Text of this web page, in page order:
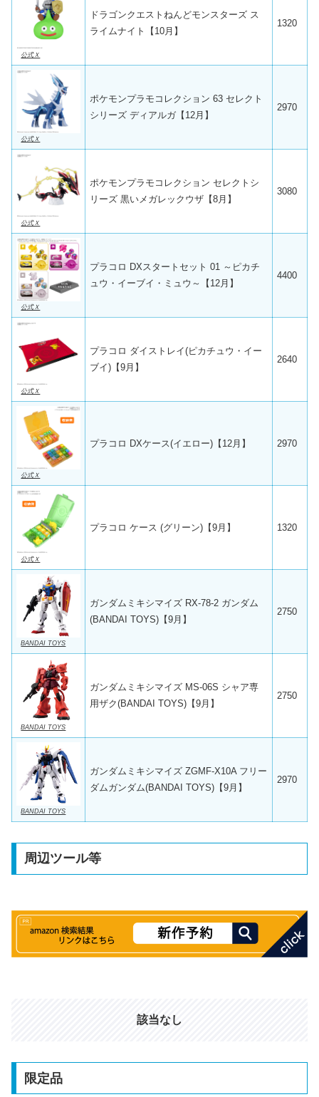
公式Ｘ
ドラゴンクエストねんどモンスターズ ス
ライムナイト【10月】
1320
公式Ｘ
ポケモンプラモコレクション 63 セレクト
シリーズ ディアルガ【12月】
2970
公式Ｘ
ポケモンプラモコレクション セレクトシ
リーズ 黒いメガレックウザ【8月】
3080
公式Ｘ
プラコロ DXスタートセット 01 ～ピカチ
ュウ・イーブイ・ミュウ～【12月】
4400
公式Ｘ
プラコロ ダイストレイ(ピカチュウ・イー
ブイ)【9月】
2640
公式Ｘ
プラコロ DXケース(イエロー)【12月】 2970
公式Ｘ
プラコロ ケース (グリーン)【9月】 1320
BANDAI TOYS
ガンダムミキシマイズ RX-78-2 ガンダム
(BANDAI TOYS)【9月】
2750
BANDAI TOYS
ガンダムミキシマイズ MS-06S シャア専
用ザク(BANDAI TOYS)【9月】
2750
BANDAI TOYS
ガンダムミキシマイズ ZGMF-X10A フリー
ダムガンダム(BANDAI TOYS)【9月】
2970
周辺ツール等
該当なし
限定品